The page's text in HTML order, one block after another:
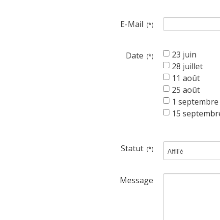
E-Mail (*)
Date (*)
23 juin
28 juillet
11 août
25 août
1 septembre
15
Statut (*)
Message